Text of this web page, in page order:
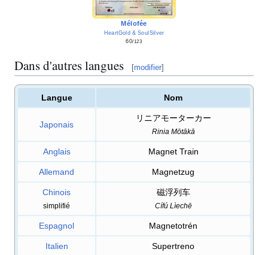
Mélofée
HeartGold & SoulSilver
60/123
Dans d'autres langues [modifier]
Langue Nom
Japonais
リニアモーターカー
Rinia Mōtākā
Anglais Magnet Train
Allemand Magnetzug
Chinois
simplifié
磁浮列车
Cífú Lìechē
Espagnol Magnetotrén
Italien Supertreno